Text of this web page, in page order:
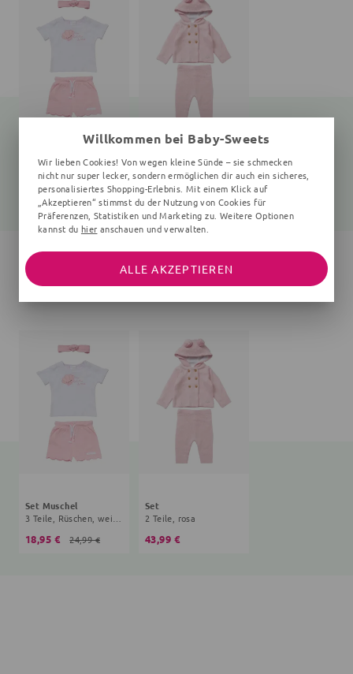
Set Muschel
3 Teile, Rüschen, weiß, rosa
18,95 € 24,99 €
Set
2 Teile, rosa
43,99 €
Set Muschel
3 Teile, Rüschen, weiß, rosa
18,95 € 24,99 €
Set
2 Teile, rosa
43,99 €
Willkommen bei Baby-Sweets
Wir lieben Cookies! Von wegen kleine Sünde – sie schmecken
nicht nur super lecker, sondern ermöglichen dir auch ein sicheres,
personalisiertes Shopping-Erlebnis. Mit einem Klick auf
„Akzeptieren“ stimmst du der Nutzung von Cookies für
Präferenzen, Statistiken und Marketing zu. Weitere Optionen
kannst du hier anschauen und verwalten.
ALLE AKZEPTIEREN